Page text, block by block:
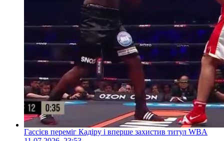
Гассієв переміг Кадіру і вперше захистив титул WBA